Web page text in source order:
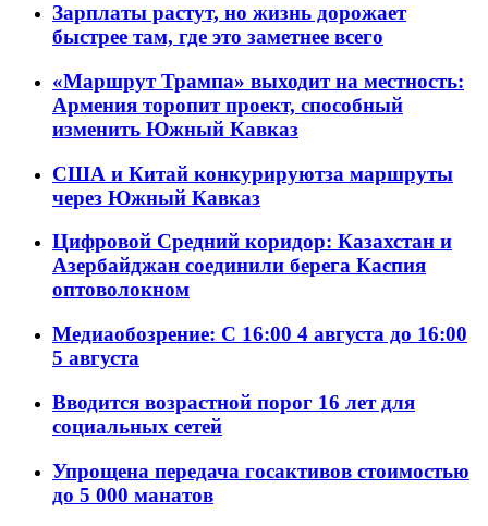
Зарплаты растут, но жизнь дорожает
быстрее там, где это заметнее всего
«Маршрут Трампа» выходит на местность:
Армения торопит проект, способный
изменить Южный Кавказ
США и Китай конкурируютза маршруты
через Южный Кавказ
Цифровой Средний коридор: Казахстан и
Азербайджан соединили берега Каспия
оптоволокном
Медиаобозрение: С 16:00 4 августа до 16:00
5 августа
Вводится возрастной порог 16 лет для
социальных сетей
Упрощена передача госактивов стоимостью
до 5 000 манатов